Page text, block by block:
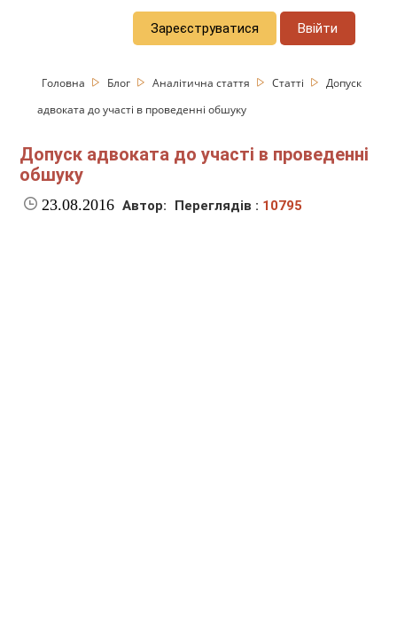
Зареєструватися Ввійти
Головна Блог Аналітична стаття Статті
Допуск
адвоката до участі в проведенні обшуку
Допуск адвоката до участі в проведенні
обшуку
23.08.2016 Автор: Переглядів : 10795